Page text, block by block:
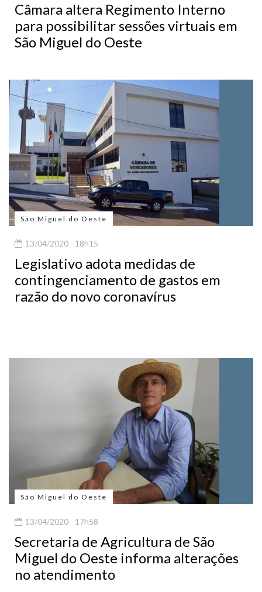
Câmara altera Regimento Interno
para possibilitar sessões virtuais em
São Miguel do Oeste
São Miguel do Oeste
13/04/2020 - 18h15
Legislativo adota medidas de
contingenciamento de gastos em
razão do novo coronavírus
São Miguel do Oeste
13/04/2020 - 17h58
Secretaria de Agricultura de São
Miguel do Oeste informa alterações
no atendimento